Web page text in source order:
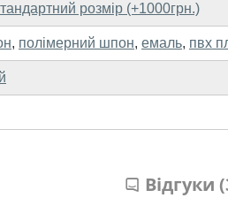
розмір (+1000грн.)
, полімерний шпон, емаль, пвх
Відгуки